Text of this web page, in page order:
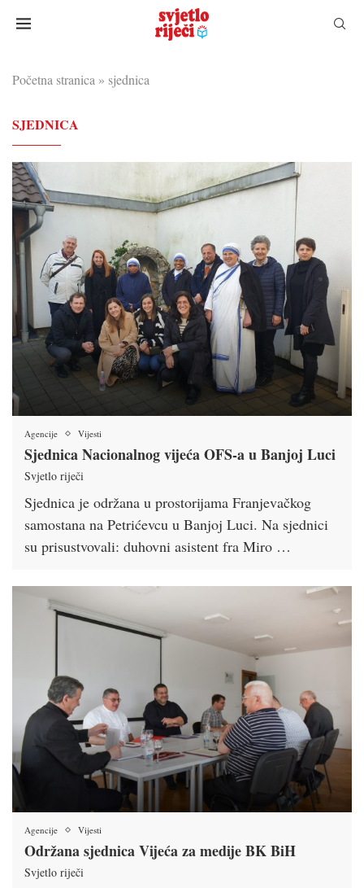
Početna stranica » sjednica
SJEDNICA
Agencije Vijesti
Sjednica Nacionalnog vijeća OFS-a u Banjoj Luci
Svjetlo riječi
Sjednica je održana u prostorijama Franjevačkog
samostana na Petrićevcu u Banjoj Luci. Na sjednici
su prisustvovali: duhovni asistent fra Miro …
Agencije Vijesti
Održana sjednica Vijeća za medije BK BiH
Svjetlo riječi